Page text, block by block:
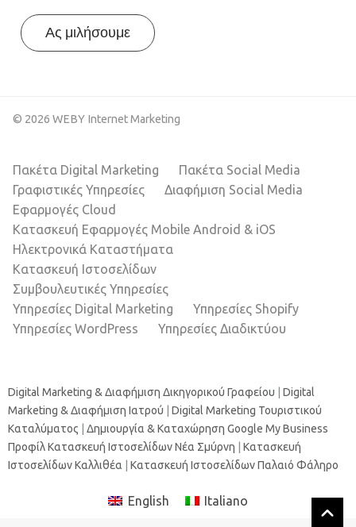
Ας μιλήσουμε
© 2026 WEBY Internet Marketing
Πακέτα Digital Marketing
Πακέτα Social Media
Γραφιστικές Υπηρεσίες
Διαφήμιση Social Media
Εφαρμογές Cloud
Κατασκευή Εφαρμογές Mobile Android & iOS
Ηλεκτρονικά Καταστήματα
Κατασκευή Ιστοσελίδων
Συμβουλευτικές Υπηρεσίες
Υπηρεσίες Digital Marketing
Υπηρεσίες Shopify
Υπηρεσίες WordPress
Υπηρεσίες Διαδικτύου
Digital Marketing & Διαφήμιση Δικηγορικού Γραφείου
Digital
Marketing & Διαφήμιση Ιατρού
Digital Marketing Τουριστικού
Καταλύματος
Δημιουργία & Καταχώρηση Google My Business
ΠροφίλΚατασκευή Ιστοσελίδων Νέα Σμύρνη
Κατασκευή
Ιστοσελίδων Καλλιθέα
Κατασκευή Ιστοσελίδων Παλαιό Φάληρο
English Italiano